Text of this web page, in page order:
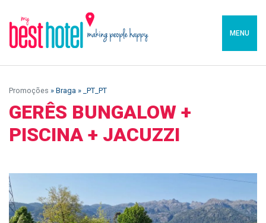
MENU
Promoções » Braga » _PT_PT
GERÊS BUNGALOW +
PISCINA + JACUZZI